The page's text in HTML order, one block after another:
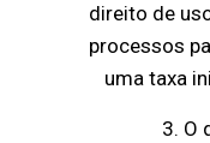
direito de
processos
uma taxa
3. O